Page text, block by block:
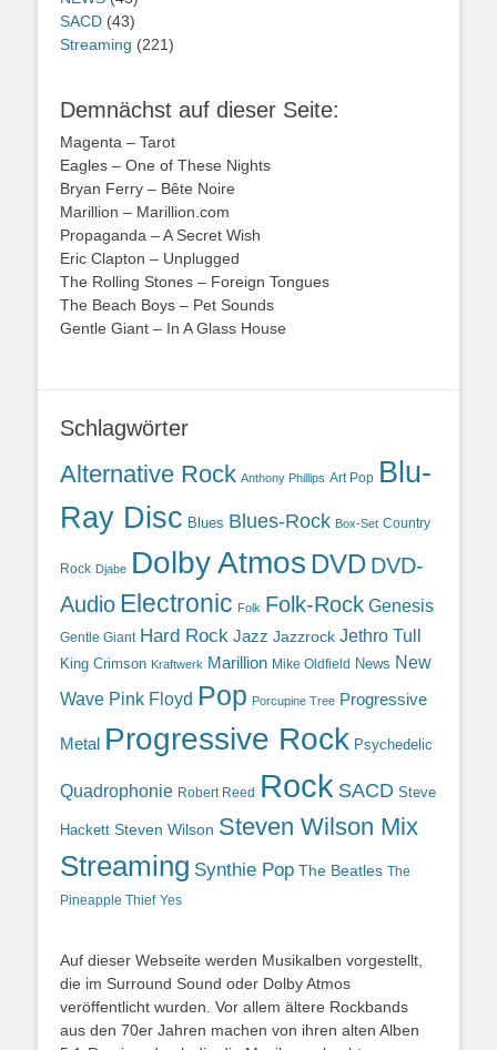
SACD (43)
Streaming (221)
Demnächst auf dieser Seite:
Magenta – Tarot
Eagles – One of These Nights
Bryan Ferry – Bête Noire
Marillion – Marillion.com
Propaganda – A Secret Wish
Eric Clapton – Unplugged
The Rolling Stones – Foreign Tongues
The Beach Boys – Pet Sounds
Gentle Giant – In A Glass House
Schlagwörter
Alternative Rock Anthony Phillips Art Pop Blu-
Ray Disc Blues Blues-Rock Box-Set Country
Rock Djabe Dolby Atmos DVD DVD-
Audio Electronic Folk Folk-Rock Genesis
Gentle Giant Hard Rock Jazz Jazzrock Jethro Tull
King Crimson Kraftwerk Marillion Mike Oldfield News New
Wave Pink Floyd Pop Porcupine Tree Progressive
Metal Progressive Rock Psychedelic
Quadrophonie Robert Reed Rock SACD Steve
Hackett Steven Wilson Steven Wilson Mix
Streaming Synthie Pop The Beatles The
Pineapple Thief Yes
Auf dieser Webseite werden Musikalben vorgestellt,
die im Surround Sound oder Dolby Atmos
veröffentlicht wurden. Vor allem ältere Rockbands
aus den 70er Jahren machen von ihren alten Alben